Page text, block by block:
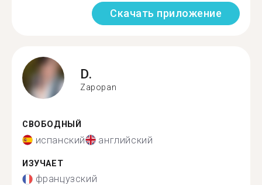
Скачать приложение
D.
Zapopan
СВОБОДНЫЙ
испанский английский
ИЗУЧАЕТ
французский